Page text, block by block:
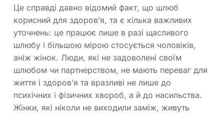
Це справді давно відомий факт, що шлюб
корисний для здоров’я, та є кілька важливих
уточнень: це працює лише в разі щасливого
шлюбу і більшою мірою стосується чоловіків,
аніж жінок. Люди, які не задоволені своїм
шлюбом чи партнерством, не мають переваг для
життя і здоров’я та вразливі не лише до
психічних і фізичних хвороб, а й до насильства.
Жінки, які ніколи не виходили заміж, живуть